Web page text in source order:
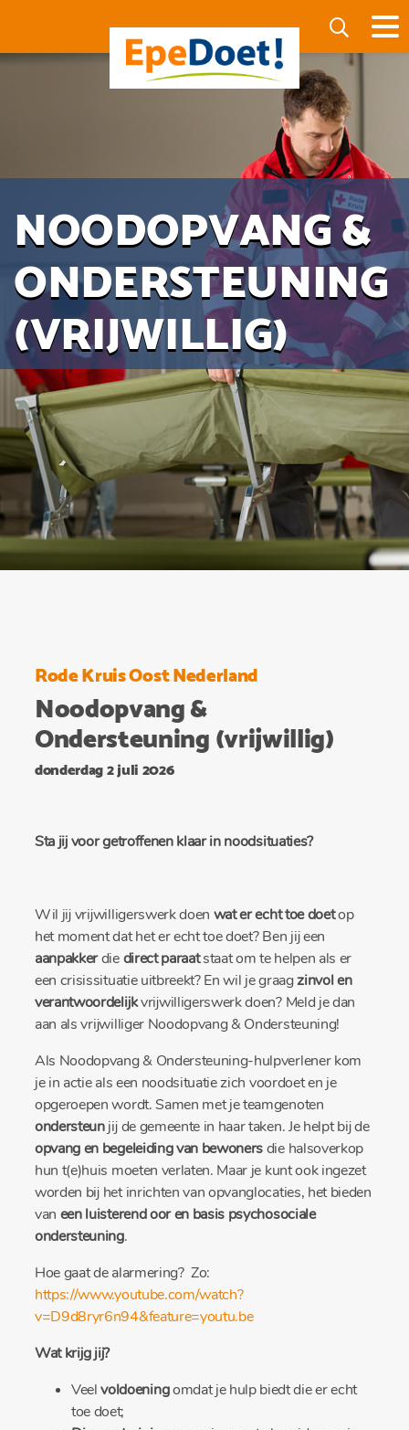
NOODOPVANG &
ONDERSTEUNING
(VRIJWILLIG)
Rode Kruis Oost Nederland
Noodopvang &
Ondersteuning (vrijwillig)
donderdag 2 juli 2026
Sta jij voor getroffenen klaar in noodsituaties?
Wil jij vrijwilligerswerk doen wat er echt toe doetop
het moment dat het er echt toe doet? Ben jij een
aanpakkerdiedirect paraatstaat om te helpen als er
een crisissituatie uitbreekt? En wil je graagzinvol en
verantwoordelijkvrijwilligerswerk doen? Meld je dan
aan als vrijwilliger Noodopvang & Ondersteuning!
Als Noodopvang & Ondersteuning-hulpverlener kom
je in actie als een noodsituatie zich voordoet en je
opgeroepen wordt. Samen met je teamgenoten
ondersteunjij de gemeente in haar taken. Je helpt bij de
opvang en begeleiding van bewonersdie halsoverkop
hun t(e)huis moeten verlaten. Maar je kunt ook ingezet
worden bij het inrichten van opvanglocaties, het bieden
van een luisterend oor en basis psychosociale
ondersteuning.
Hoe gaat de alarmering? Zo:
https://www.youtube.com/watch?
v=D9d8ryr6n94&feature=youtu.be
Wat krijg jij?
Veelvoldoeningomdat je hulp biedt die er echt
toe doet;